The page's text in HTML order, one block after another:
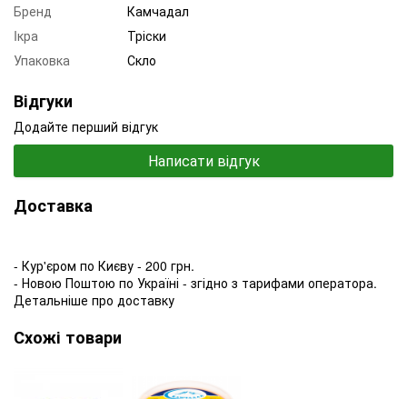
Бренд
Камчадал
Iкра
Тріски
Упаковка
Скло
Відгуки
Додайте перший відгук
Написати відгук
Доставка
- Кур'єром по Києву - 200 грн.
- Новою Поштою по Україні - згідно з тарифами оператора.
Детальніше про доставку
Схожі товари